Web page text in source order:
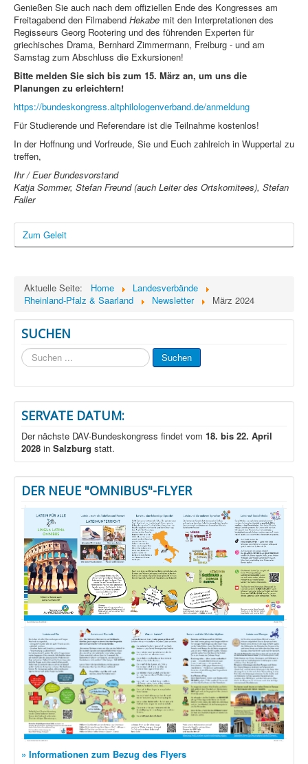
Genießen Sie auch nach dem offiziellen Ende des Kongresses am
Freitagabend den Filmabend Hekabe mit den Interpretationen des
Regisseurs Georg Rootering und des führenden Experten für
griechisches Drama, Bernhard Zimmermann, Freiburg - und am
Samstag zum Abschluss die Exkursionen!
Bitte melden Sie sich bis zum 15. März an, um uns die
Planungen zu erleichtern!
https://bundeskongress.altphilologenverband.de/anmeldung
Für Studierende und Referendare ist die Teilnahme kostenlos!
In der Hoffnung und Vorfreude, Sie und Euch zahlreich in Wuppertal zu
treffen,
Ihr / Euer Bundesvorstand
Katja Sommer, Stefan Freund (auch Leiter des Ortskomitees), Stefan
Faller
Zum Geleit
Aktuelle Seite: Home
Landesverbände
Rheinland-Pfalz & Saarland
Newsletter März 2024
SUCHEN
Suchen
...
Suchen
SERVATE DATUM:
Der nächste DAV-Bundeskongress findet vom 18. bis 22. April
2028 in Salzburg statt.
DER NEUE "OMNIBUS"-FLYER
» Informationen zum Bezug des Flyers